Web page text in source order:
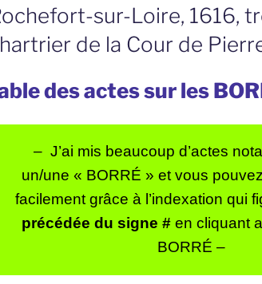
sur-Loire, 1616,
de la Cour de
des actes sur les
– J’ai mis beaucoup d’actes
un/une « BORRÉ » et vous
facilement grâce à l’indexation qui
précédée du signe # en cliquant
BORRÉ –